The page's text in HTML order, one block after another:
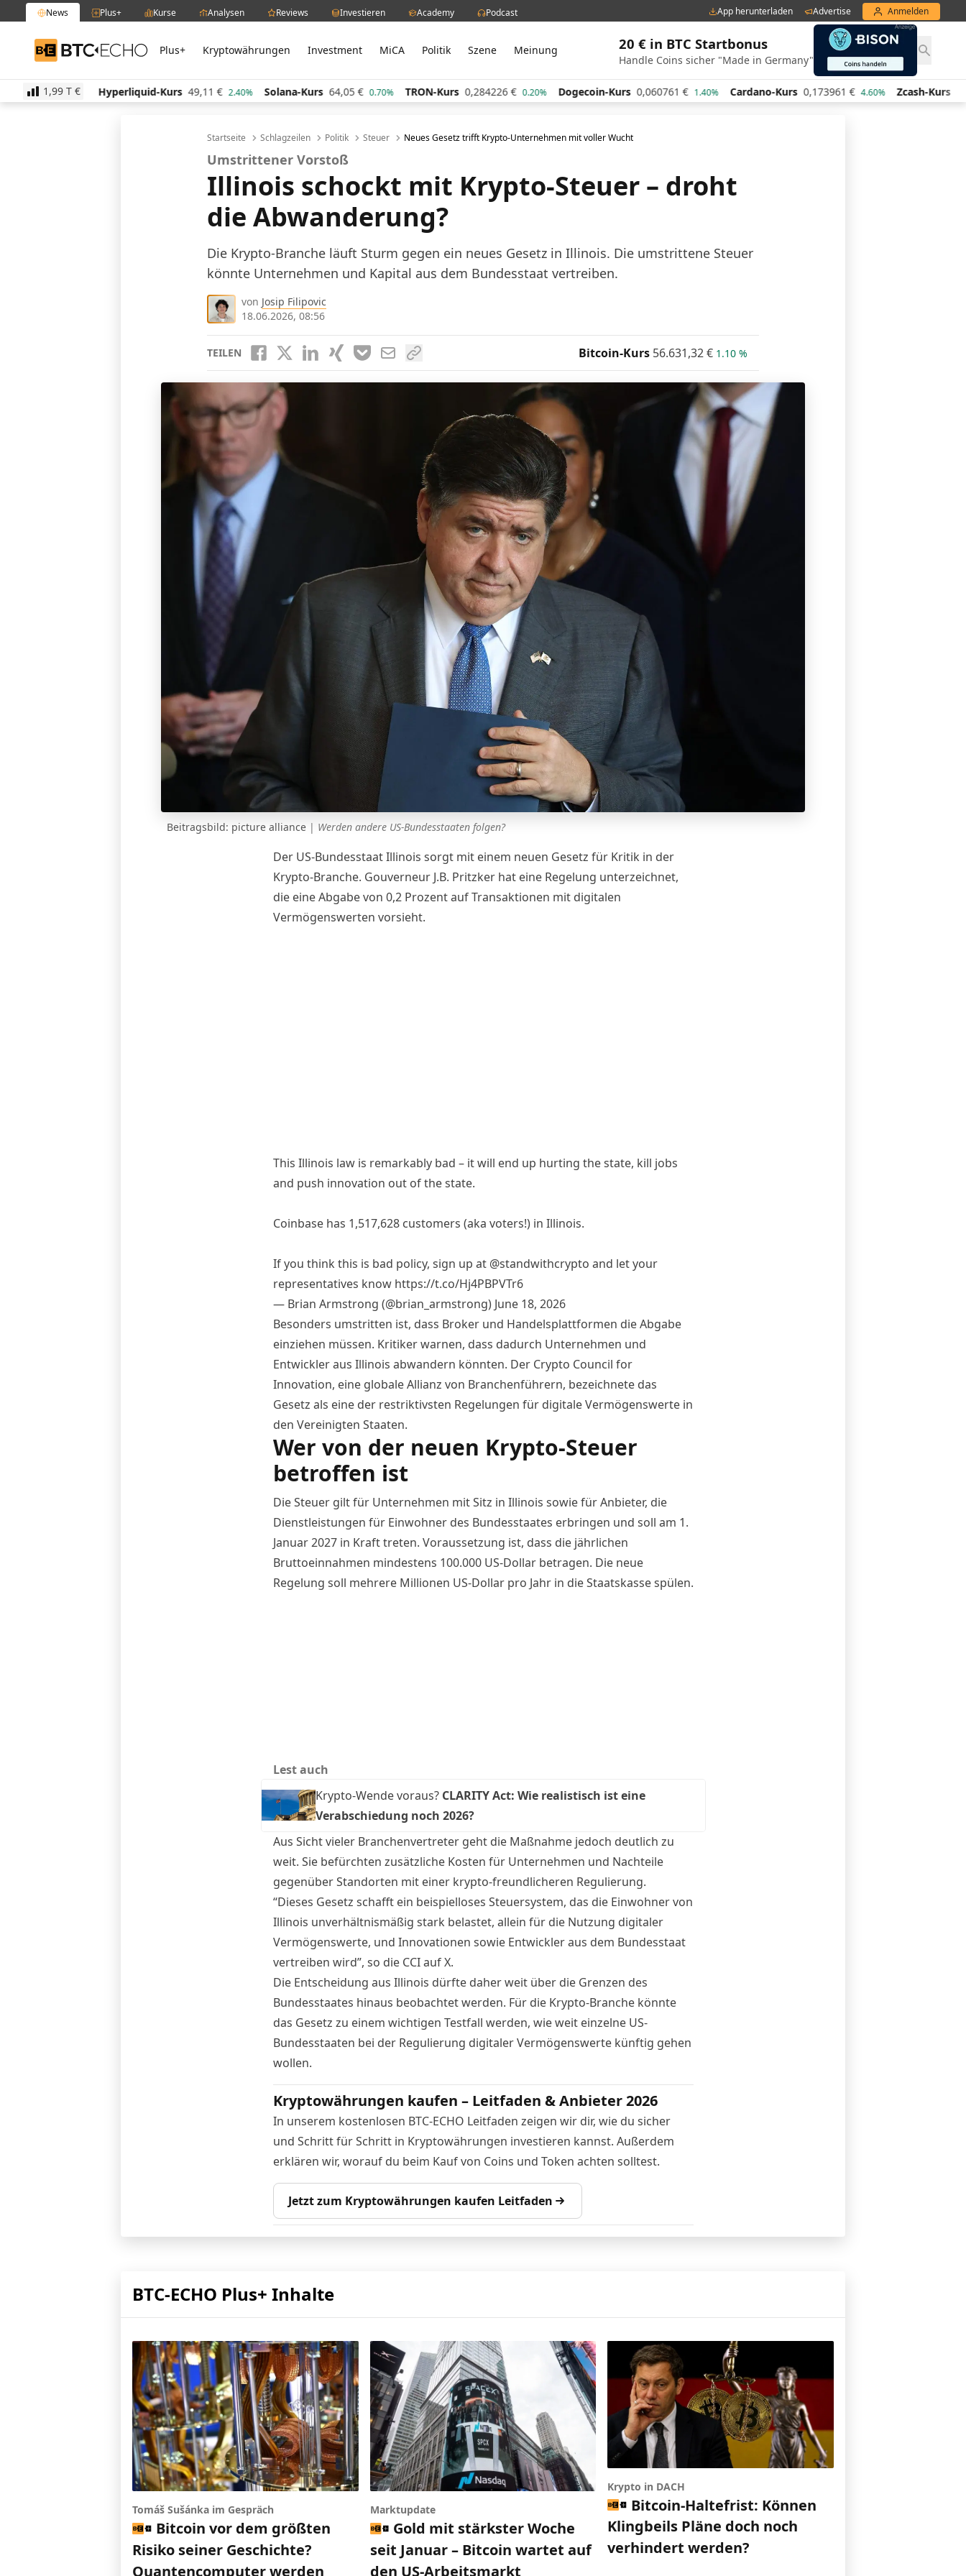
News Plus+ Kurse Analysen Reviews Investieren Academy Podcast App herunterladen Advertise Anmelden
BTC-ECHO Plus+ Kryptowährungen Investment MiCA Politik Szene Meinung 20 € in BTC Startbonus
Handle Coins sicher "Made in Germany"
1,99 T €
-0.10% Hyperliquid-Kurs 49,11 € 2.40% Solana-Kurs 64,05 € 0.70% TRON-Kurs 0,284226 € 0.20% Dogecoin-Kurs 0,060761 € 1.40% Cardano-Kurs 0,173961 € 4.60% Zcash-Kurs 443,47 €
Startseite Schlagzeilen Politik Steuer Neues Gesetz trifft Krypto-Unternehmen mit voller Wucht
Umstrittener Vorstoß
Illinois schockt mit Krypto-Steuer – droht
die Abwanderung?
Die Krypto-Branche läuft Sturm gegen ein neues Gesetz in Illinois. Die umstrittene Steuer
könnte Unternehmen und Kapital aus dem Bundesstaat vertreiben.
von Josip Filipovic
18.06.2026, 08:56
TEILEN Bitcoin-Kurs 56.631,32€ 1.10 %
Beitragsbild: picture alliance | Werden andere US-Bundesstaaten folgen?
Der US-Bundesstaat Illinois sorgt mit einem neuen Gesetz für Kritik in der
Krypto-Branche. Gouverneur J.B. Pritzker hat eine Regelung unterzeichnet,
die eine Abgabe von 0,2 Prozent auf Transaktionen mit digitalen
Vermögenswerten vorsieht.
This Illinois law is remarkably bad – it will end up hurting the state, kill jobs
and push innovation out of the state.
Coinbase has 1,517,628 customers (aka voters!) in Illinois.
If you think this is bad policy, sign up at @standwithcrypto and let your
representatives know https://t.co/Hj4PBPVTr6
— Brian Armstrong (@brian_armstrong) June 18, 2026
Besonders umstritten ist, dass Broker und Handelsplattformen die Abgabe
einziehen müssen. Kritiker warnen, dass dadurch Unternehmen und
Entwickler aus Illinois abwandern könnten. Der Crypto Council for
Innovation, eine globale Allianz von Branchenführern, bezeichnete das
Gesetz als eine der restriktivsten Regelungen für digitale Vermögenswerte in
den Vereinigten Staaten.
Wer von der neuen Krypto-Steuer
betroffen ist
Die Steuer giltfür Unternehmen mit Sitz in Illinois sowie für Anbieter, die
Dienstleistungen für Einwohner des Bundesstaates erbringen und soll am 1.
Januar 2027 in Kraft treten. Voraussetzung ist, dass die jährlichen
Bruttoeinnahmen mindestens 100.000 US-Dollar betragen. Die neue
Regelung soll mehrere Millionen US-Dollar pro Jahr in die Staatskasse spülen.
Lest auch
Krypto-Wende voraus? CLARITY Act: Wie realistisch ist eine
Verabschiedung noch 2026?
Aus Sicht vieler Branchenvertreter geht die Maßnahme jedoch deutlich zu
weit. Sie befürchten zusätzliche Kosten für Unternehmen und Nachteile
gegenüber Standorten mit einer krypto-freundlicheren Regulierung.
“Dieses Gesetz schafft ein beispielloses Steuersystem, das die Einwohner von
Illinois unverhältnismäßig stark belastet, allein für die Nutzung digitaler
Vermögenswerte, und Innovationen sowie Entwickler aus dem Bundesstaat
vertreiben wird”, so die CCI auf X.
Die Entscheidung aus Illinois dürfte daher weit über die Grenzen des
Bundesstaates hinaus beobachtet werden. Für die Krypto-Branche könnte
das Gesetz zu einem wichtigen Testfall werden, wie weit einzelne US-
Bundesstaaten bei der Regulierung digitaler Vermögenswerte künftig gehen
wollen.
Kryptowährungen kaufen – Leitfaden & Anbieter 2026
In unserem kostenlosen BTC-ECHO Leitfaden zeigen wir dir, wie du sicher
und Schritt für Schritt in Kryptowährungen investieren kannst. Außerdem
erklären wir, worauf du beim Kauf von Coins und Token achten solltest.
Jetzt zum Kryptowährungen kaufen Leitfaden
BTC-ECHO Plus+ Inhalte
Tomáš Sušánka im Gespräch
Bitcoin vor dem größten
Risiko seiner Geschichte?
Quantencomputer werden
Marktupdate
Gold mit stärkster Woche
seit Januar – Bitcoin wartet auf
den US-Arbeitsmarkt
Krypto in DACH
Bitcoin-Haltefrist: Können
Klingbeils Pläne doch noch
verhindert werden?